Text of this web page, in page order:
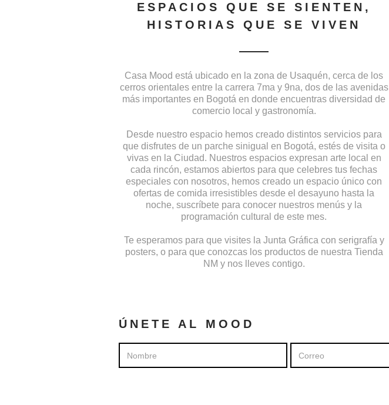
ESPACIOS QUE SE SIENTEN,
HISTORIAS QUE SE VIVEN
Casa Mood está ubicado en la zona de Usaquén, cerca de los
cerros orientales entre la carrera 7ma y 9na, dos de las avenidas
más importantes en Bogotá en donde encuentras diversidad de
comercio local y gastronomía.
Desde nuestro espacio hemos creado distintos servicios para
que disfrutes de un parche sinigual en Bogotá, estés de visita o
vivas en la Ciudad. Nuestros espacios expresan arte local en
cada rincón, estamos abiertos para que celebres tus fechas
especiales con nosotros, hemos creado un espacio único con
ofertas de comida irresistibles desde el desayuno hasta la
noche, suscríbete para conocer nuestros menús y la
programación cultural de este mes.
Te esperamos para que visites la Junta Gráfica con serigrafía y
posters, o para que conozcas los productos de nuestra Tienda
NM y nos lleves contigo.
ÚNETE AL MOOD